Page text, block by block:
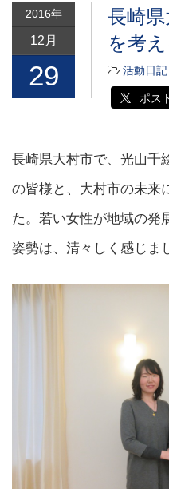
2016年
12月
29
長崎
を考
活動日記
ポス
長崎県大村市で、光山千
の皆様と、大村市の未来
た。若い女性が地域の発
姿勢は、清々しく感じま